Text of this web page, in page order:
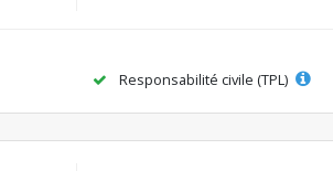
Responsabilité civile (TPL)